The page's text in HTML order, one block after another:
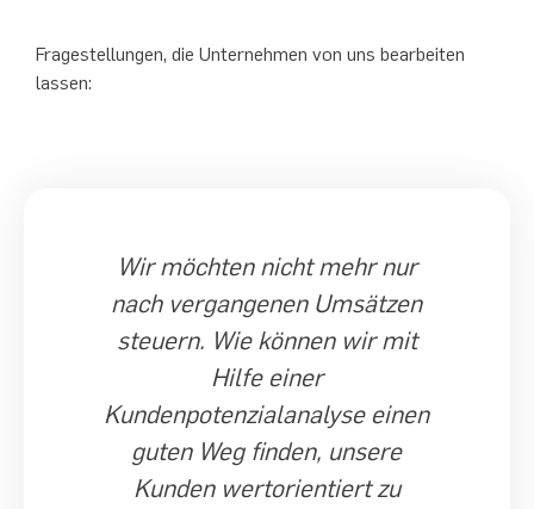
Fragestellungen, die Unternehmen von uns bearbeiten
lassen:
Wir möchten nicht mehr nur
nach vergangenen Umsätzen
steuern. Wie können wir mit
Hilfe einer
Kundenpotenzialanalyse einen
guten Weg finden, unsere
Kunden wertorientiert zu